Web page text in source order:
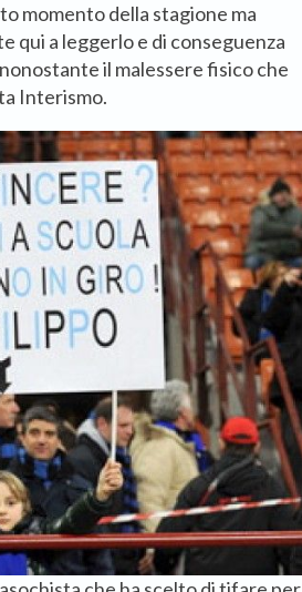
momento della stagione ma
qui a leggerlo e di conseguenza
il malessere fisico che
Interismo.